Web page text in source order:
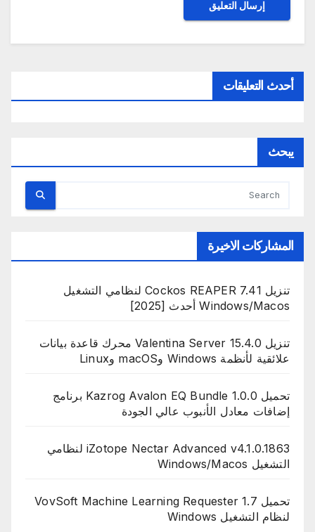
أحدث التعليقات
يبحث
المشاركات الاخيرة
تنزيل Cockos REAPER 7.41 لنظامي التشغيل
Windows/Macos أحدث [2025]
تنزيل Valentina Server 15.4.0 محرك قاعدة بيانات
علائقية لأنظمة Windows وmacOS وLinux
تحميل Kazrog Avalon EQ Bundle 1.0.0 برنامج
إضافات معادل الأنبوب عالي الجودة
iZotope Nectar Advanced v4.1.0.1863 لنظامي
التشغيل Windows/Macos
تحميل VovSoft Machine Learning Requester 1.7
لنظام التشغيل Windows